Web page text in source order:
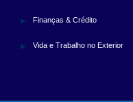
Finanças & Crédito
Vida e Trabalho no Exterior